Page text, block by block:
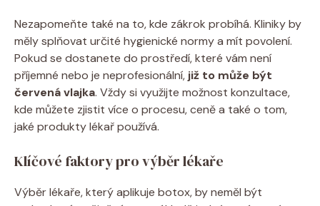
Nezapomeňte také na to, kde zákrok probíhá. Kliniky by
měly splňovat určité hygienické normy a mít povolení.
Pokud se dostanete do prostředí, které vám není
příjemné nebo je neprofesionální, již to může být
červená vlajka. Vždy si využijte možnost konzultace,
kde můžete zjistit více o procesu, ceně a také o tom,
jaké produkty lékař používá.
Klíčové faktory pro výběr lékaře
Výběr lékaře, který aplikuje botox, by neměl být